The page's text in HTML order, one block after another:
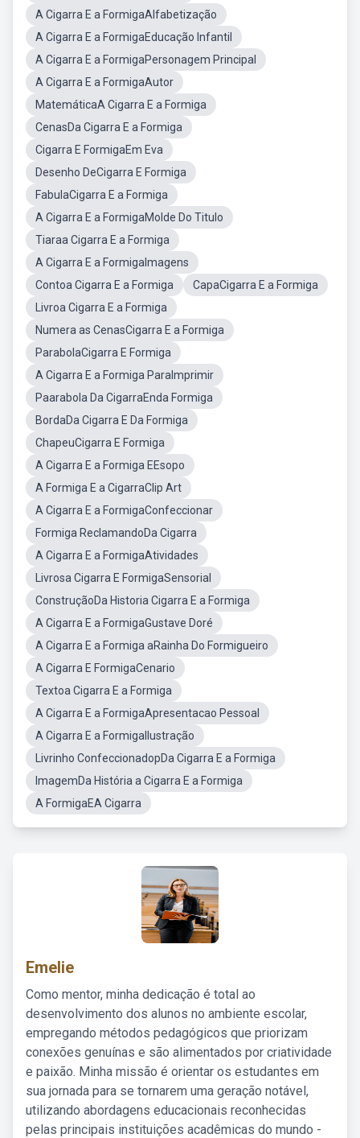
A Cigarra E a FormigaAlfabetização
A Cigarra E a FormigaEducação Infantil
A Cigarra E a FormigaPersonagem Principal
A Cigarra E a FormigaAutor
MatemáticaA Cigarra E a Formiga
CenasDa Cigarra E a Formiga
Cigarra E FormigaEm Eva
Desenho DeCigarra E Formiga
FabulaCigarra E a Formiga
A Cigarra E a FormigaMolde Do Titulo
Tiaraa Cigarra E a Formiga
A Cigarra E a FormigaImagens
Contoa Cigarra E a Formiga
CapaCigarra E a Formiga
Livroa Cigarra E a Formiga
Numera as CenasCigarra E a Formiga
ParabolaCigarra E Formiga
A Cigarra E a Formiga ParaImprimir
Paarabola Da CigarraEnda Formiga
BordaDa Cigarra E Da Formiga
ChapeuCigarra E Formiga
A Cigarra E a Formiga EEsopo
A Formiga E a CigarraClip Art
A Cigarra E a FormigaConfeccionar
Formiga ReclamandoDa Cigarra
A Cigarra E a FormigaAtividades
Livrosa Cigarra E FormigaSensorial
ConstruçãoDa Historia Cigarra E a Formiga
A Cigarra E a FormigaGustave Doré
A Cigarra E a Formiga aRainha Do Formigueiro
A Cigarra E FormigaCenario
Textoa Cigarra E a Formiga
A Cigarra E a FormigaApresentacao Pessoal
A Cigarra E a FormigaIlustração
Livrinho ConfeccionadopDa Cigarra E a Formiga
ImagemDa História a Cigarra E a Formiga
A FormigaEA Cigarra
Emelie
Como mentor, minha dedicação é total ao
desenvolvimento dos alunos no ambiente escolar,
empregando métodos pedagógicos que priorizam
conexões genuínas e são alimentados por criatividade
e paixão. Minha missão é orientar os estudantes em
sua jornada para se tornarem uma geração notável,
utilizando abordagens educacionais reconhecidas
pelas principais instituições acadêmicas do mundo -